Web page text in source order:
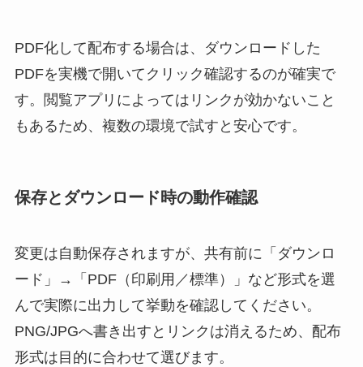
PDF化して配布する場合は、ダウンロードした
PDFを実機で開いてクリック確認するのが確実で
す。閲覧アプリによってはリンクが効かないこと
もあるため、複数の環境で試すと安心です。
保存とダウンロード時の動作確認
変更は自動保存されますが、共有前に「ダウンロ
ード」→「PDF（印刷用／標準）」など形式を選
んで実際に出力して挙動を確認してください。
PNG/JPGへ書き出すとリンクは消えるため、配布
形式は目的に合わせて選びます。